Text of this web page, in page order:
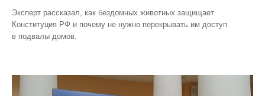
Эксперт рассказал, как бездомных животных защищает
Конституция РФ и почему не нужно перекрывать им доступ
в подвалы домов.